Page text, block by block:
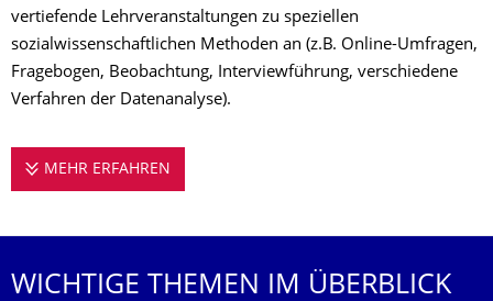
vertiefende Lehrveranstaltungen zu speziellen
sozialwissenschaftlichen Methoden an (z.B. Online-Umfragen,
Fragebogen, Beobachtung, Interviewführung, verschiedene
Verfahren der Datenanalyse).
MEHR ERFAHREN
WICHTIGE THEMEN IM ÜBERBLICK